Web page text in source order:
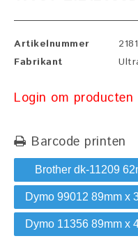
Artikelnummer
Fabrikant
Login om producten
Barcode printen
Brother dk-11209
Dymo 99012 89mm x
Dymo 11356 89mm x